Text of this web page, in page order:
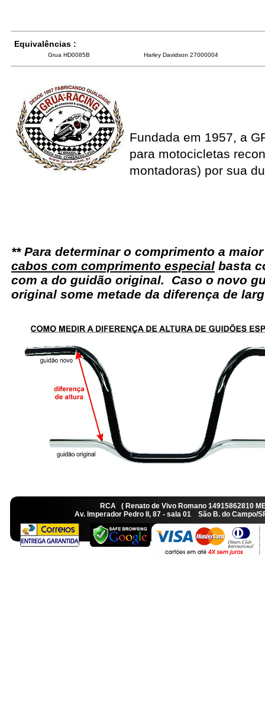
Equivalências :
Grua HD0085B Harley Davidson 27000004
Fundada em 1957, a
para motocicletas
montadoras) por sua
** Para determinar o comprimento a
cabos com comprimento especial basta
com a do guidão original. Caso o novo
original some metade da diferença de
RCA ( Renato de Vivo Romano
Av. Imperador Pedro II, 87 - sala 01 São B. do